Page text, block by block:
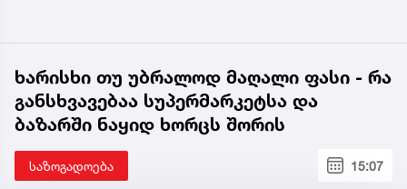
ხარისხი თუ უბრალოდ მაღალი ფასი - რა
განსხვავებაა სუპერმარკეტსა და
ბაზარში ნაყიდ ხორცს შორის
საზოგადოება 15:07